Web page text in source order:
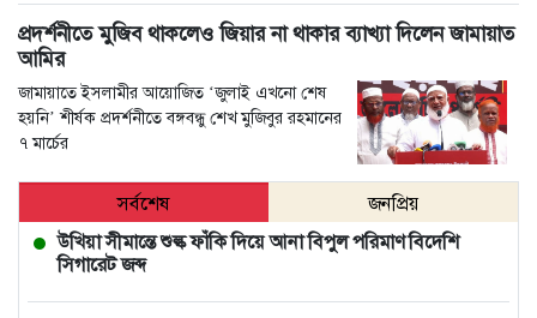
প্রদর্শনীতে মুজিব থাকলেও জিয়ার না থাকার ব্যাখ্যা দিলেন জামায়াত
আমির
জামায়াতে ইসলামীর আয়োজিত ‘জুলাই এখনো শেষ
হয়নি’ শীর্ষক প্রদর্শনীতে বঙ্গবন্ধু শেখ মুজিবুর রহমানের
৭ মার্চের
সর্বশেষ
জনপ্রিয়
উখিয়া সীমান্তে শুল্ক ফাঁকি দিয়ে আনা বিপুল পরিমাণ বিদেশি
সিগারেট জব্দ